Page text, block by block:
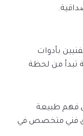
بأدوات
تبدأ من لحظة
فهم طبيعة
فني متخصص في